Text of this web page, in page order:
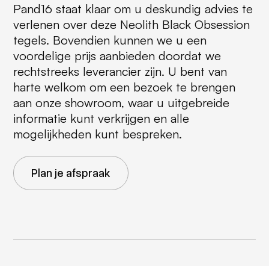
Pand16 staat klaar om u deskundig advies te
verlenen over deze Neolith Black Obsession
tegels. Bovendien kunnen we u een
voordelige prijs aanbieden doordat we
rechtstreeks leverancier zijn. U bent van
harte welkom om een bezoek te brengen
aan onze showroom, waar u uitgebreide
informatie kunt verkrijgen en alle
mogelijkheden kunt bespreken.
Plan je afspraak